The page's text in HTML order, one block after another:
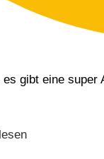
gibt eine